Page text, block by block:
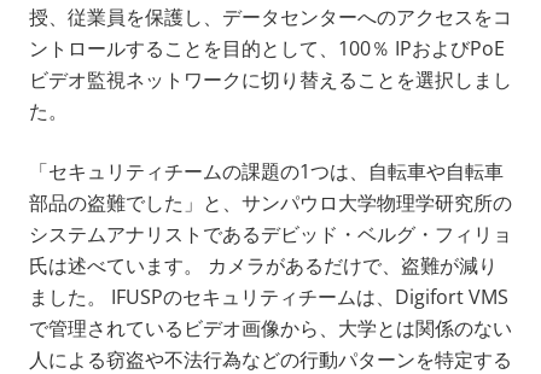
授、従業員を保護し、データセンターへのアクセスをコ
ントロールすることを目的として、100％ IPおよびPoE
ビデオ監視ネットワークに切り替えることを選択しまし
た。
「セキュリティチームの課題の1つは、自転車や自転車
部品の盗難でした」と、サンパウロ大学物理学研究所の
システムアナリストであるデビッド・ベルグ・フィリョ
氏は述べています。 カメラがあるだけで、盗難が減り
ました。 IFUSPのセキュリティチームは、Digifort VMS
で管理されているビデオ画像から、大学とは関係のない
人による窃盗や不法行為などの行動パターンを特定する